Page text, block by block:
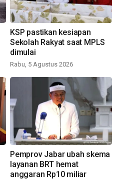
KSP pastikan kesiapan
Sekolah Rakyat saat MPLS
dimulai
Rabu, 5 Agustus 2026
Pemprov Jabar ubah skema
layanan BRT hemat
anggaran Rp10 miliar